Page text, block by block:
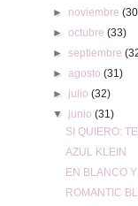
► noviembre
► octubre (33)
► septiembre
► agosto (31)
► julio (32)
▼ junio (31)
SI QUIERO:
AZUL KLEIN
EN BLANCO
ROMANTIC